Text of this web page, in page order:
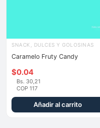
SNACK, DULCES Y GOLOSINAS
Caramelo Fruty Candy
$0.04
Bs. 30,21
COP 117
Añadir al carrito